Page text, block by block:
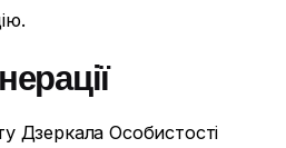
Дзеркала Особистості